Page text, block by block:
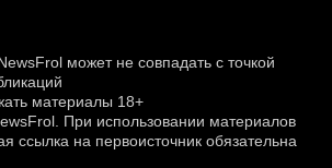
может не совпадать с точкой
материалы 18+
При использовании материалов
ссылка на первоисточник обязательна